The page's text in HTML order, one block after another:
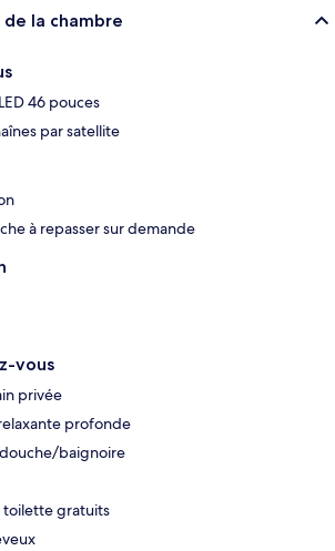
la chambre
46 pouces
par satellite
à repasser sur demande
vous
privée
profonde
baignoire
toilette gratuits